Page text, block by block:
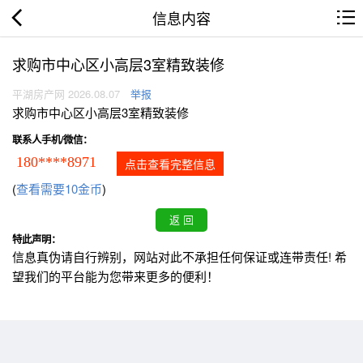
信息内容
求购市中心区小高层3室精致装修
平湖房产网 2026.08.07 举报
求购市中心区小高层3室精致装修
联系人手机/微信：
180****8971 点击查看完整信息
(查看需要10金币)
特此声明：
信息真伪请自行辨别，网站对此不承担任何保证或连带责任! 希
望我们的平台能为您带来更多的便利！